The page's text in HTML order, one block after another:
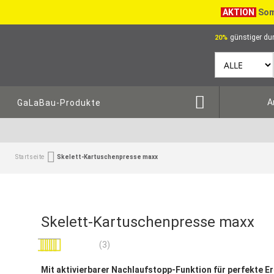
AKTION
20% günstiger
GaLaBau-Produkte
Startseite Skelett-Kartuschenpresse maxx
Skelett-Kartuschenpresse maxx
(3)
Mit aktivierbarer Nachlaufstopp-Funktion für perfekte